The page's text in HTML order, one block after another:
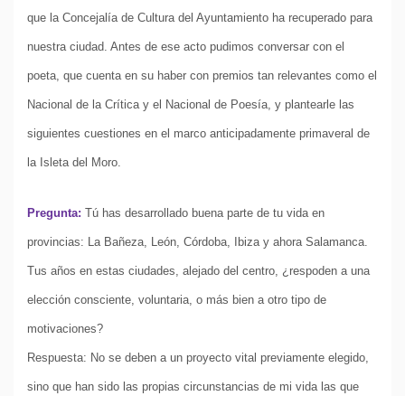
que la Concejalía de Cultura del Ayuntamiento ha recuperado para
nuestra ciudad. Antes de ese acto pudimos conversar con el
poeta, que cuenta en su haber con premios tan relevantes como el
Nacional de la Crítica y el Nacional de Poesía, y plantearle las
siguientes cuestiones en el marco anticipadamente primaveral de
la Isleta del Moro.
Pregunta: Tú has desarrollado buena parte de tu vida en
provincias: La Bañeza, León, Córdoba, Ibiza y ahora Salamanca.
Tus años en estas ciudades, alejado del centro, ¿respoden a una
elección consciente, voluntaria, o más bien a otro tipo de
motivaciones?
Respuesta: No se deben a un proyecto vital previamente elegido,
sino que han sido las propias circunstancias de mi vida las que